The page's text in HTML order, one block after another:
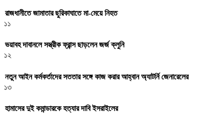
রাজধানীতে জামাতার ছুরিকাঘাতে মা-মেয়ে নিহত
১১
ভয়াবহ দাবানলে সস্ত্রীক ফ্রান্স ছাড়লেন জর্জ ক্লুনি
১২
নতুন আইন কর্মকর্তাদের সততার সঙ্গে কাজ করার আহ্বান অ্যাটর্নি জেনারেলের
১৩
হামাসের দুই কমান্ডারকে হত্যার দাবি ইসরাইলের